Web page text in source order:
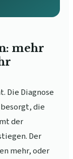
mehr
Die Diagnose
die
der
Der
mehr, oder